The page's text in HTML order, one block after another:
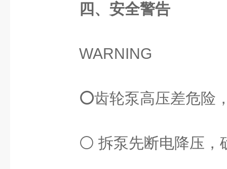
四、安全警告
WARNING
⚪齿轮泵高压差危险
⚪ 拆泵先断电降压，